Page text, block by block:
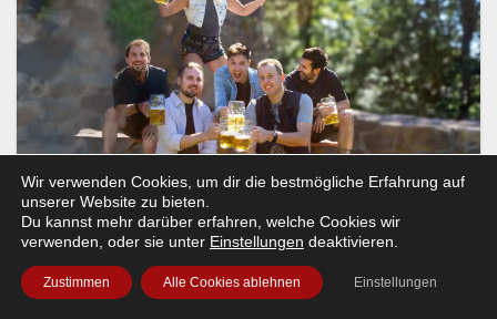
Wir verwenden Cookies, um dir die bestmögliche Erfahrung auf
unserer Website zu bieten.
Du kannst mehr darüber erfahren, welche Cookies wir
verwenden, oder sie unter Einstellungen deaktivieren.
Zustimmen Alle Cookies ablehnen Einstellungen